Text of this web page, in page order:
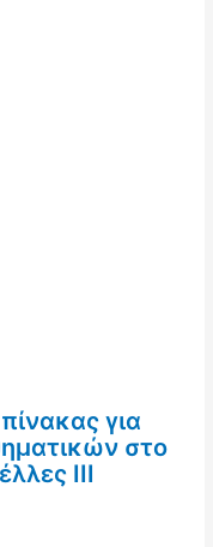
για
στο
ΙΙΙ